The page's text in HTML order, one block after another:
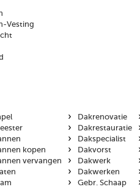
Vesting
kopen
vervangen
› Dakrenovatie
› Dakrestauratie
› Dakspecialist
› Dakvorst
› Dakwerk
› Dakwerken
› Gebr. Schaap